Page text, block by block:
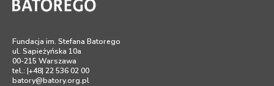
Fundacja im. Stefana Batorego
ul. Sapieżyńska 10a
00-215 Warszawa
tel.: |+48| 22 536 02 00
batory@batory.org.pl